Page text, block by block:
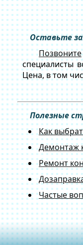
Оставьте
Позвоните
специалисты
Цена, в том
Полезные
Как
Демонтаж
Ремонт
Частые